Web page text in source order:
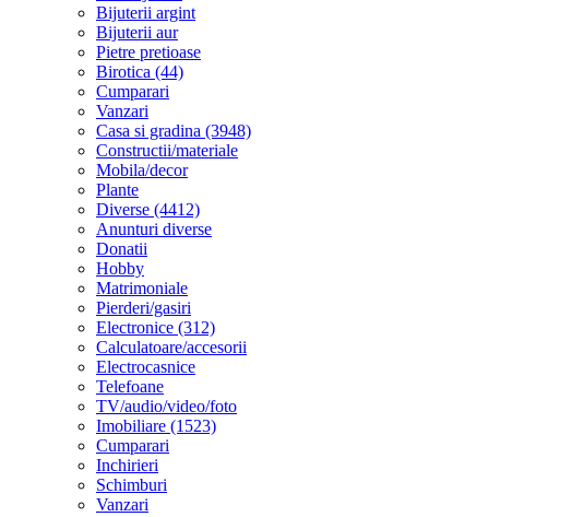
Bijuterii argint
Bijuterii aur
Pietre pretioase
Birotica (44)
Cumparari
Vanzari
Casa si gradina (3948)
Constructii/materiale
Mobila/decor
Plante
Diverse (4412)
Anunturi diverse
Donatii
Hobby
Matrimoniale
Pierderi/gasiri
Electronice (312)
Calculatoare/accesorii
Electrocasnice
Telefoane
TV/audio/video/foto
Imobiliare (1523)
Cumparari
Inchirieri
Schimburi
Vanzari